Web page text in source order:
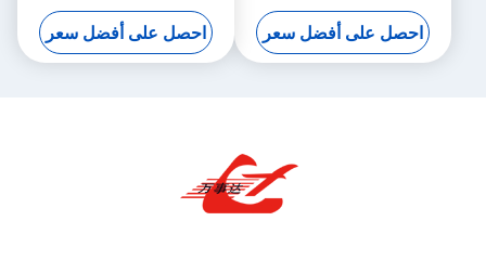
والنحاس، قوة 160 طن مع مبرد
زيت بالهواء
احصل على أفضل سعر احصل على أفضل سعر